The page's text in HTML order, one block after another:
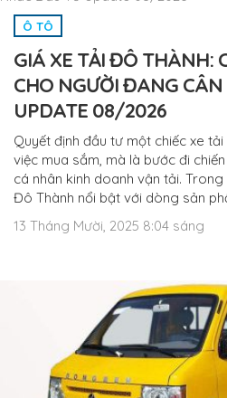
Ô TÔ
GIÁ XE TẢI ĐÔ THÀNH:
CHO NGƯỜI ĐANG
UPDATE 08/2026
Quyết định đầu tư một chiếc xe
việc mua sắm, mà là bước đi
cá nhân kinh doanh vận tải.
Đô Thành nổi bật với dòng sản
13 Tháng Mười, 2025 8:04 sáng